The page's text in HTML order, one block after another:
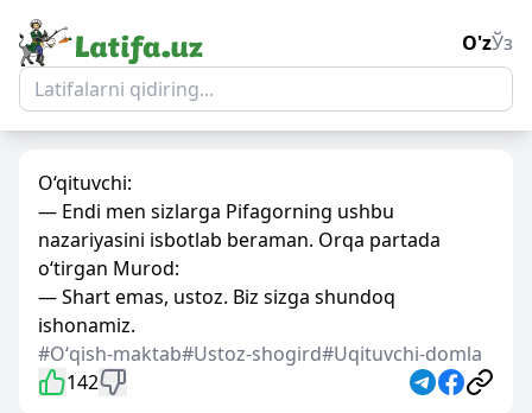
O'zЎз
O‘qituvchi:
— Endi men sizlarga Pifagorning ushbu
nazariyasini isbotlab beraman. Orqa partada
o‘tirgan Murod:
— Shart emas, ustoz. Biz sizga shundoq
ishonamiz.
#Oʻqish-maktab#Ustoz-shogird#Uqituvchi-domla
142